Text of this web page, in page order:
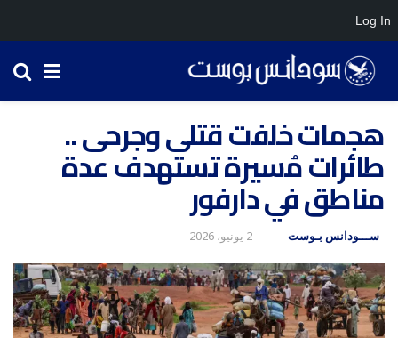
هجمات خلفت قتلى وجرحى ..
طائرات مُسيرة تستهدف عدة
مناطق في دارفور
ســـودانس بـوست 2 يونيو، 2026
Log In